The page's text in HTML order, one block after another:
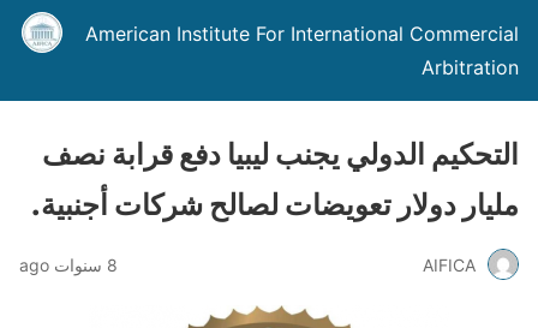
American Institute For International Commercial
Arbitration
التحكيم الدولي يجنب ليبيا دفع قرابة نصف
مليار دولار تعويضات لصالح شركات أجنبية.
AIFICA 8 سنوات ago